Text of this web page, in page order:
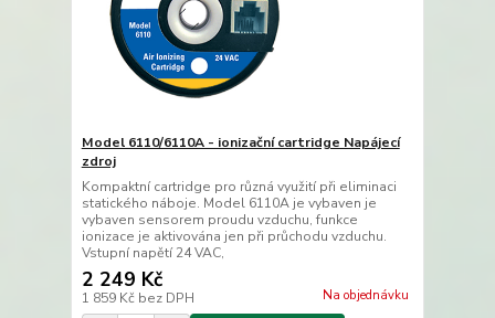
Model 6110/6110A - ionizační cartridge Napájecí
zdroj
Kompaktní cartridge pro různá využití při eliminaci
statického náboje. Model 6110A je vybaven je
vybaven sensorem proudu vzduchu, funkce
ionizace je aktivována jen při průchodu vzduchu.
Vstupní napětí 24 VAC,
2 249 Kč
1 859 Kč bez DPH Na objednávku